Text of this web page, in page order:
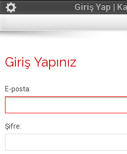
Giriş Yap |
Giriş Yapınız
E-posta:
Şifre: